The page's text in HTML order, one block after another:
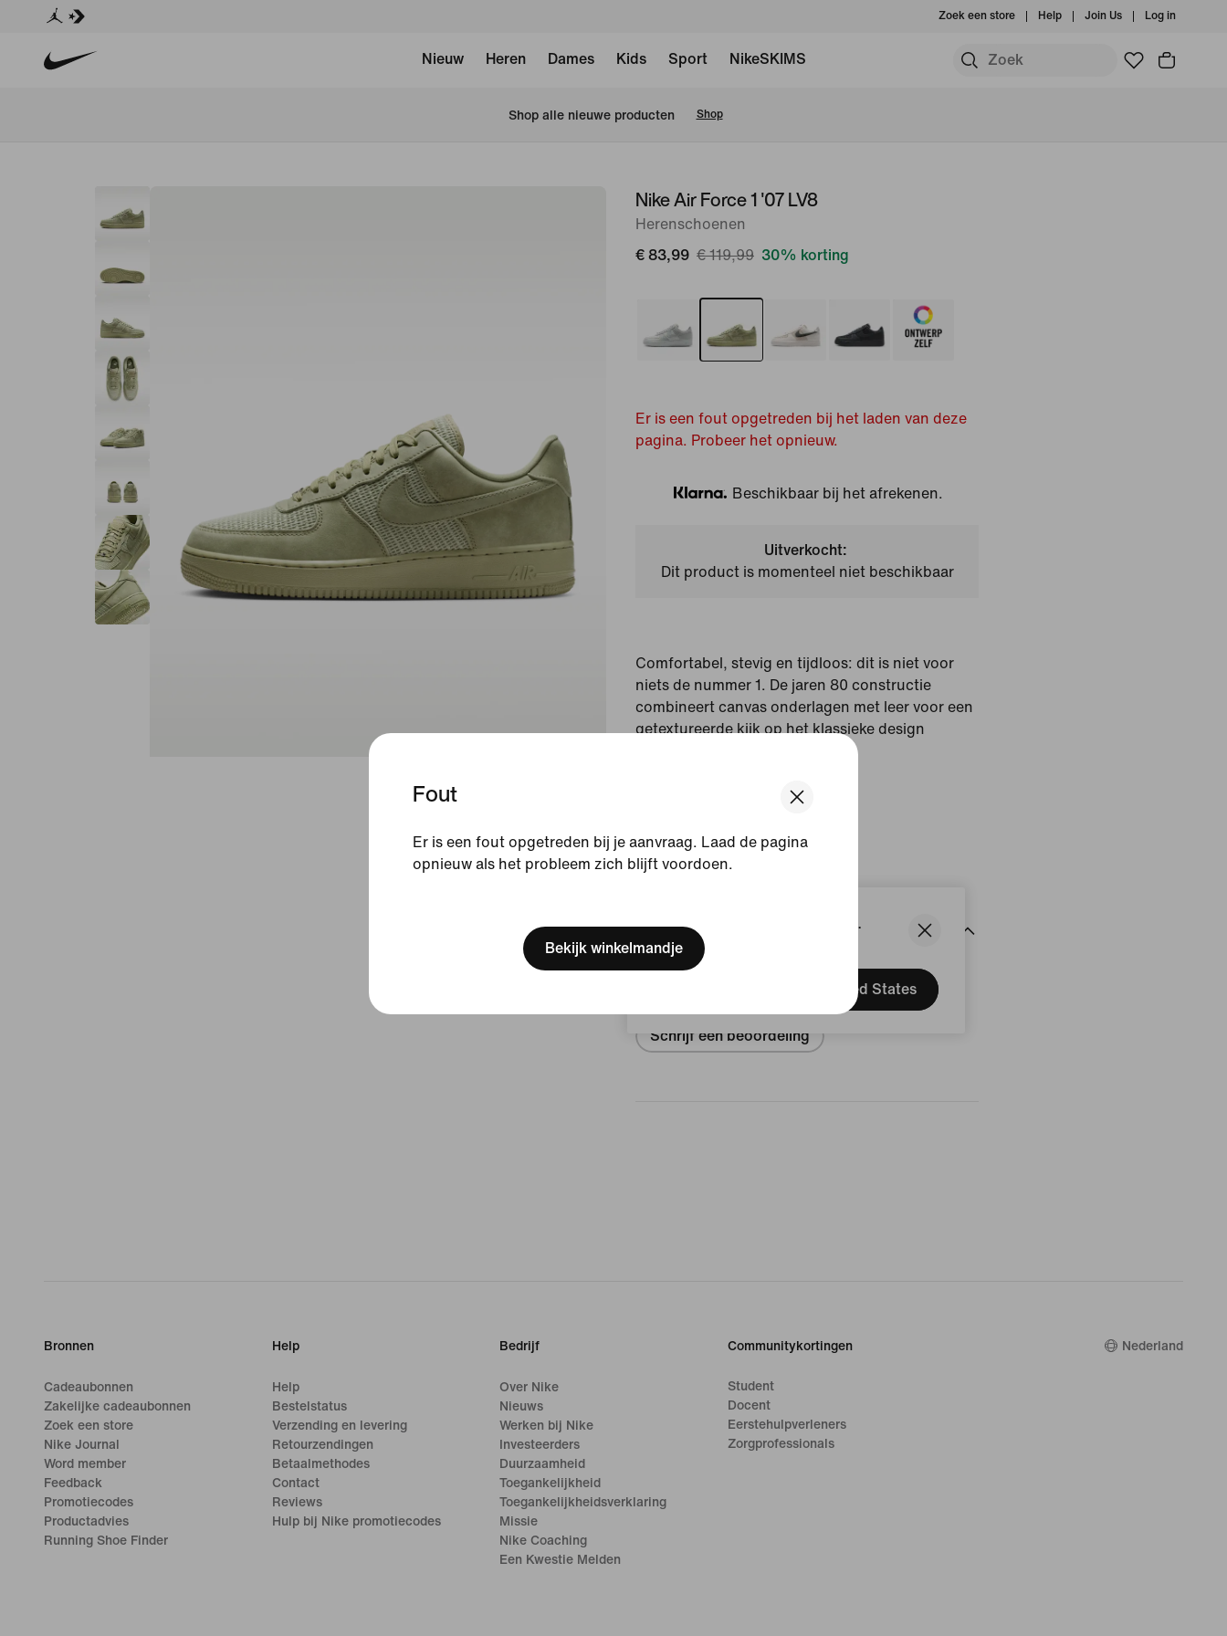
We think you are in United States.
Update your location?
United States
Fout
Er is een fout opgetreden bij je aanvraag. Laad de pagina
opnieuw als het probleem zich blijft voordoen.
Bekijk winkelmandje
Zoek een store Help Join Us Log in
Nieuw Heren Dames Kids Sport NikeSKIMS
Shop alle nieuwe producten Shop
afbeelding
Nike Air Force 1 '07 LV8
Herenschoenen
€ 83,99 € 119,99 30% korting
Er is een fout opgetreden bij het laden van deze
pagina. Probeer het opnieuw.
Klarna
Beschikbaar bij het afrekenen.
Uitverkocht:
Dit product is momenteel niet beschikbaar
Comfortabel, stevig en tijdloos: dit is niet voor
niets de nummer 1. De jaren 80 constructie
combineert canvas onderlagen met leer voor een
getextureerde kijk op het klassieke design
Olive/Celadon/Dusty Olive
Bekijk productgegevens
Beoordelingen (Fout)
Geen beoordelingen
Schrijf een beoordeling
Bronnen
Cadeaubonnen
Zakelijke cadeaubonnen
Zoek een store
Nike Journal
Word member
Feedback
Promotiecodes
Productadvies
Running Shoe Finder
Help
Help
Bestelstatus
Verzending en levering
Retourzendingen
Betaalmethodes
Contact
Reviews
Hulp bij Nike promotiecodes
Bedrijf
Over Nike
Nieuws
Werken bij Nike
Investeerders
Duurzaamheid
Toegankelijkheid
Toegankelijkheidsverklaring
Missie
Nike Coaching
Een Kwestie Melden
Communitykortingen
Student
Docent
Eerstehulpverleners
Zorgprofessionals
Nederland